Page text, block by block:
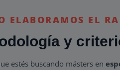
ELABORAMOS EL
y
estés buscando másters en